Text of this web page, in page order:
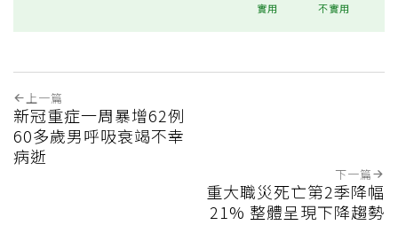
實用 不實用
上一篇
新冠重症一周暴增62例
60多歲男呼吸衰竭不幸
病逝
下一篇
重大職災死亡第2季降幅
21% 整體呈現下降趨勢